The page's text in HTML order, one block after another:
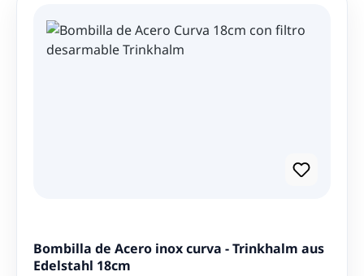
liegt angenehm in der Hand und macht das Trinken
zu einem komfortablen Erlebnis. Ob zu Hause, im
Büro oder unterwegs - die 16 cm lange Edelstahl-
Bombilla de Acero inox curva - Trinkhalm aus
Edelstahl 18cm